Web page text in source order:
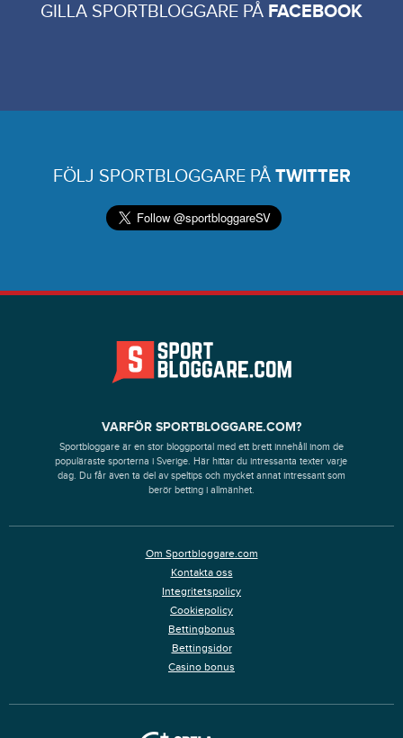
GILLA SPORTBLOGGARE PÅ FACEBOOK
FÖLJ SPORTBLOGGARE PÅ TWITTER
VARFÖR SPORTBLOGGARE.COM?
Sportbloggare är en stor bloggportal med ett brett innehåll inom de
populäraste sporterna i Sverige. Här hittar du intressanta texter varje
dag. Du får även ta del av speltips och mycket annat intressant som
berör betting i allmänhet.
Om Sportbloggare.com
Kontakta oss
Integritetspolicy
Cookiepolicy
Bettingbonus
Bettingsidor
Casino bonus